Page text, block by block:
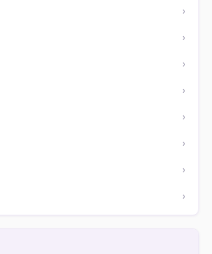
›
›
›
›
›
›
›
›